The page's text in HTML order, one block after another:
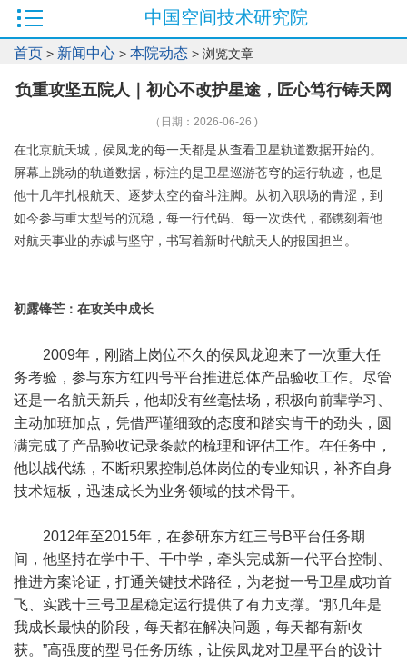
中国空间技术研究院
首页 > 新闻中心 > 本院动态 > 浏览文章
负重攻坚五院人｜初心不改护星途，匠心笃行铸天网
（日期：2026-06-26 )
在北京航天城，侯凤龙的每一天都是从查看卫星轨道数据开始的。
屏幕上跳动的轨道数据，标注的是卫星巡游苍穹的运行轨迹，也是
他十几年扎根航天、逐梦太空的奋斗注脚。从初入职场的青涩，到
如今参与重大型号的沉稳，每一行代码、每一次迭代，都镌刻着他
对航天事业的赤诚与坚守，书写着新时代航天人的报国担当。
初露锋芒：在攻关中成长
2009年，刚踏上岗位不久的侯凤龙迎来了一次重大任
务考验，参与东方红四号平台推进总体产品验收工作。尽管
还是一名航天新兵，他却没有丝毫怯场，积极向前辈学习、
主动加班加点，凭借严谨细致的态度和踏实肯干的劲头，圆
满完成了产品验收记录条款的梳理和评估工作。在任务中，
他以战代练，不断积累控制总体岗位的专业知识，补齐自身
技术短板，迅速成长为业务领域的技术骨干。
2012年至2015年，在参研东方红三号B平台任务期
间，他坚持在学中干、干中学，牵头完成新一代平台控制、
推进方案论证，打通关键技术路径，为老挝一号卫星成功首
飞、实践十三号卫星稳定运行提供了有力支撑。“那几年是
我成长最快的阶段，每天都在解决问题，每天都有新收
获。”高强度的型号任务历练，让侯凤龙对卫星平台的设计